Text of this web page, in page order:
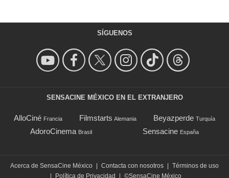
SÍGUENOS
SENSACINE MÉXICO EN EL EXTRANJERO
AlloCiné Francia Filmstarts Alemania Beyazperde Turquía
AdoroCinema Brasil Sensacine España
Acerca de SensaCine México | Contacta con nosotros | Términos de uso
|
Política de Privacidad | ©SensaCine México